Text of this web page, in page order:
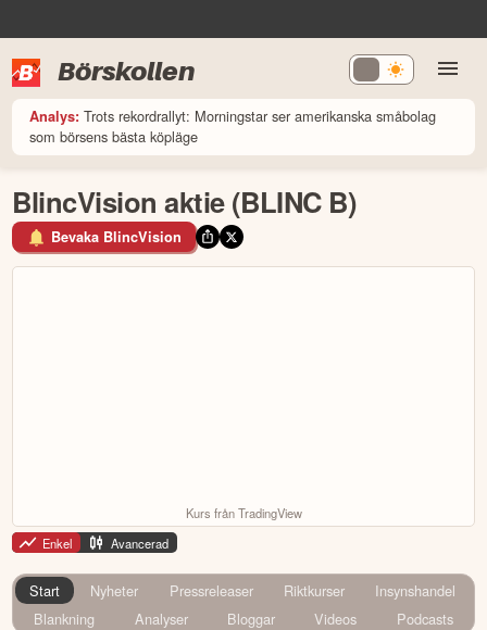
Börskollen
Analys: Trots rekordrallyt: Morningstar ser amerikanska småbolag
som börsens bästa köpläge
BlincVision aktie (BLINC B)
Bevaka BlincVision
Kurs från TradingView
Enkel
Avancerad
Start Nyheter Pressreleaser Riktkurser
Insynshandel
Blankning
Analyser Bloggar Videos Podcasts